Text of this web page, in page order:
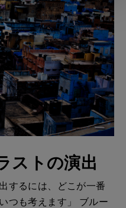
ストの演出
するには、どこが一番
つも考えます」 ブルー